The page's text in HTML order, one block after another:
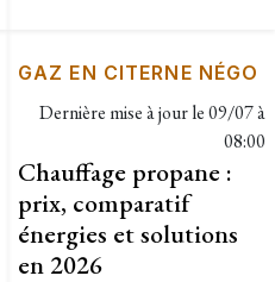
GAZ EN CITERNE NÉGO
Dernière mise à jour le09/07 à
08:00
Chauffage propane :
prix, comparatif
énergies et solutions
en 2026